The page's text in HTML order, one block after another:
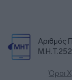
Αριθμός
Όροι